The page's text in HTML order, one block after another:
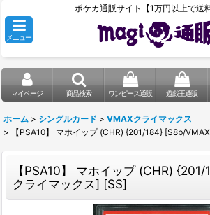
ポケカ通販サイト【1万円以上で送
メニュー
マイページ 商品検索 ワンピース通販 遊戯王通販
ホーム > シングルカード > VMAXクライマックス
>
【PSA10】 マホイップ (CHR) {201/184} [S8b/
【PSA10】 マホイップ (CHR)
クライマックス] [SS]